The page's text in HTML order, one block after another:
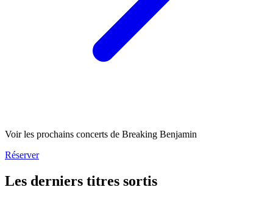
Voir les prochains concerts de Breaking Benjamin
Réserver
Les derniers titres sortis